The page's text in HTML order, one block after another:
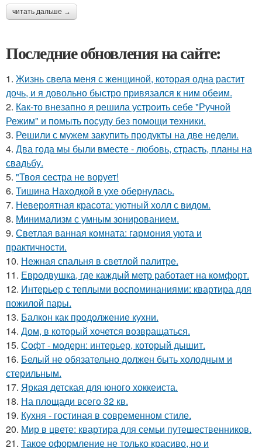
читать дальше →
Последние обновления на сайте:
1. Жизнь свела меня с женщиной, которая одна растит
дочь, и я довольно быстро привязался к ним обеим.
2. Как-то внезапно я решила устроить себе "Ручной
Режим" и помыть посуду без помощи техники.
3. Решили с мужем закупить продукты на две недели.
4. Два года мы были вместе - любовь, страсть, планы на
свадьбу.
5. "Твоя сестра не ворует!
6. Тишина Находкой в ухе обернулась.
7. Невероятная красота: уютный холл с видом.
8. Минимализм с умным зонированием.
9. Светлая ванная комната: гармония уюта и
практичности.
10. Нежная спальня в светлой палитре.
11. Евродвушка, где каждый метр работает на комфорт.
12. Интерьер с теплыми воспоминаниями: квартира для
пожилой пары.
13. Балкон как продолжение кухни.
14. Дом, в который хочется возвращаться.
15. Софт - модерн: интерьер, который дышит.
16. Белый не обязательно должен быть холодным и
стерильным.
17. Яркая детская для юного хоккеиста.
18. На площади всего 32 кв.
19. Кухня - гостиная в современном стиле.
20. Мир в цвете: квартира для семьи путешественников.
21. Такое оформление не только красиво, но и